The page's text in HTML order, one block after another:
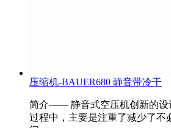
压缩机-BAUER680 静音带冷干
简介—— 静音式空压机创新的设
过程中，主要是注重了减少了不